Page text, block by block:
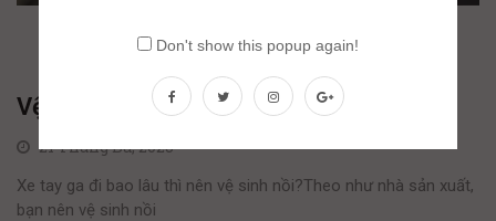
Vệ sinh nồi xe tay ga
21 Tháng Ba, 2025
Xe tay ga đi bao lâu thì nên vệ sinh nồi?Theo như nhà sản xuất,
bạn nên vệ sinh nồi
Don't show this popup again!